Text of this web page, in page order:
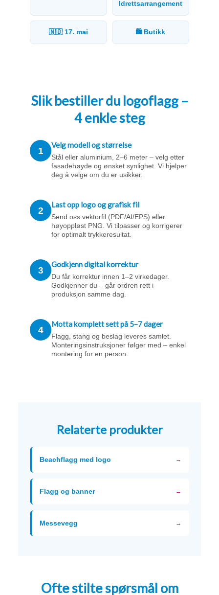
Idrettsarrangement
🇳🇴 17. mai 🛍️ Butikk
Slik bestiller du logoflagg –
4 enkle steg
1
Velg modell og størrelse
Stål eller aluminium, 2–6 meter – velg etter
fasadehøyde og ønsket synlighet. Vi hjelper
deg å velge om du er usikker.
2
Last opp logo og grafisk fil
Send oss vektorfil (PDF/AI/EPS) eller
høyoppløst PNG. Vi tilpasser og korrigerer
for optimalt trykkeresultat.
3
Godkjenn digital korrektur
Du får korrektur innen 1–2 virkedager.
Godkjenner du – går ordren rett i
produksjon samme dag.
4
Motta komplett sett på 5–7 dager
Flagg, stang og beslag leveres samlet.
Monteringsinstruksjoner følger med – enkel
montering for en person.
Relaterte produkter
Beachflagg med logo →
Flagg og banner →
Messevegg →
Ofte stilte spørsmål om